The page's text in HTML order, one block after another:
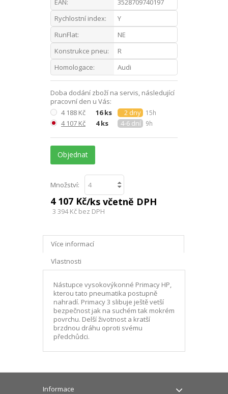
EAN:
3528709740197
Rychlostní index:
Y
RunFlat:
NE
Konstrukce pneu:
R
Homologace:
Audi
Doba dodání zboží na servis, následující
pracovní den u Vás:
4 188 Kč
16 ks 2 dny 15h
4 107 Kč 4 ks 4-6 dní 9h
Objednat
Množství:
4 107 Kč/ks včetně DPH
3 394 Kč bez DPH
Více informací
Vlastnosti
Nástupce vysokovýkonné Primacy HP,
kterou tato pneumatika postupně
nahradí. Primacy 3 slibuje ještě vetší
bezpečnost jak na suchém tak mokrém
povrchu. Delší životnost a kratší
brzdnou dráhu oproti svému
předchůdci.
Informace